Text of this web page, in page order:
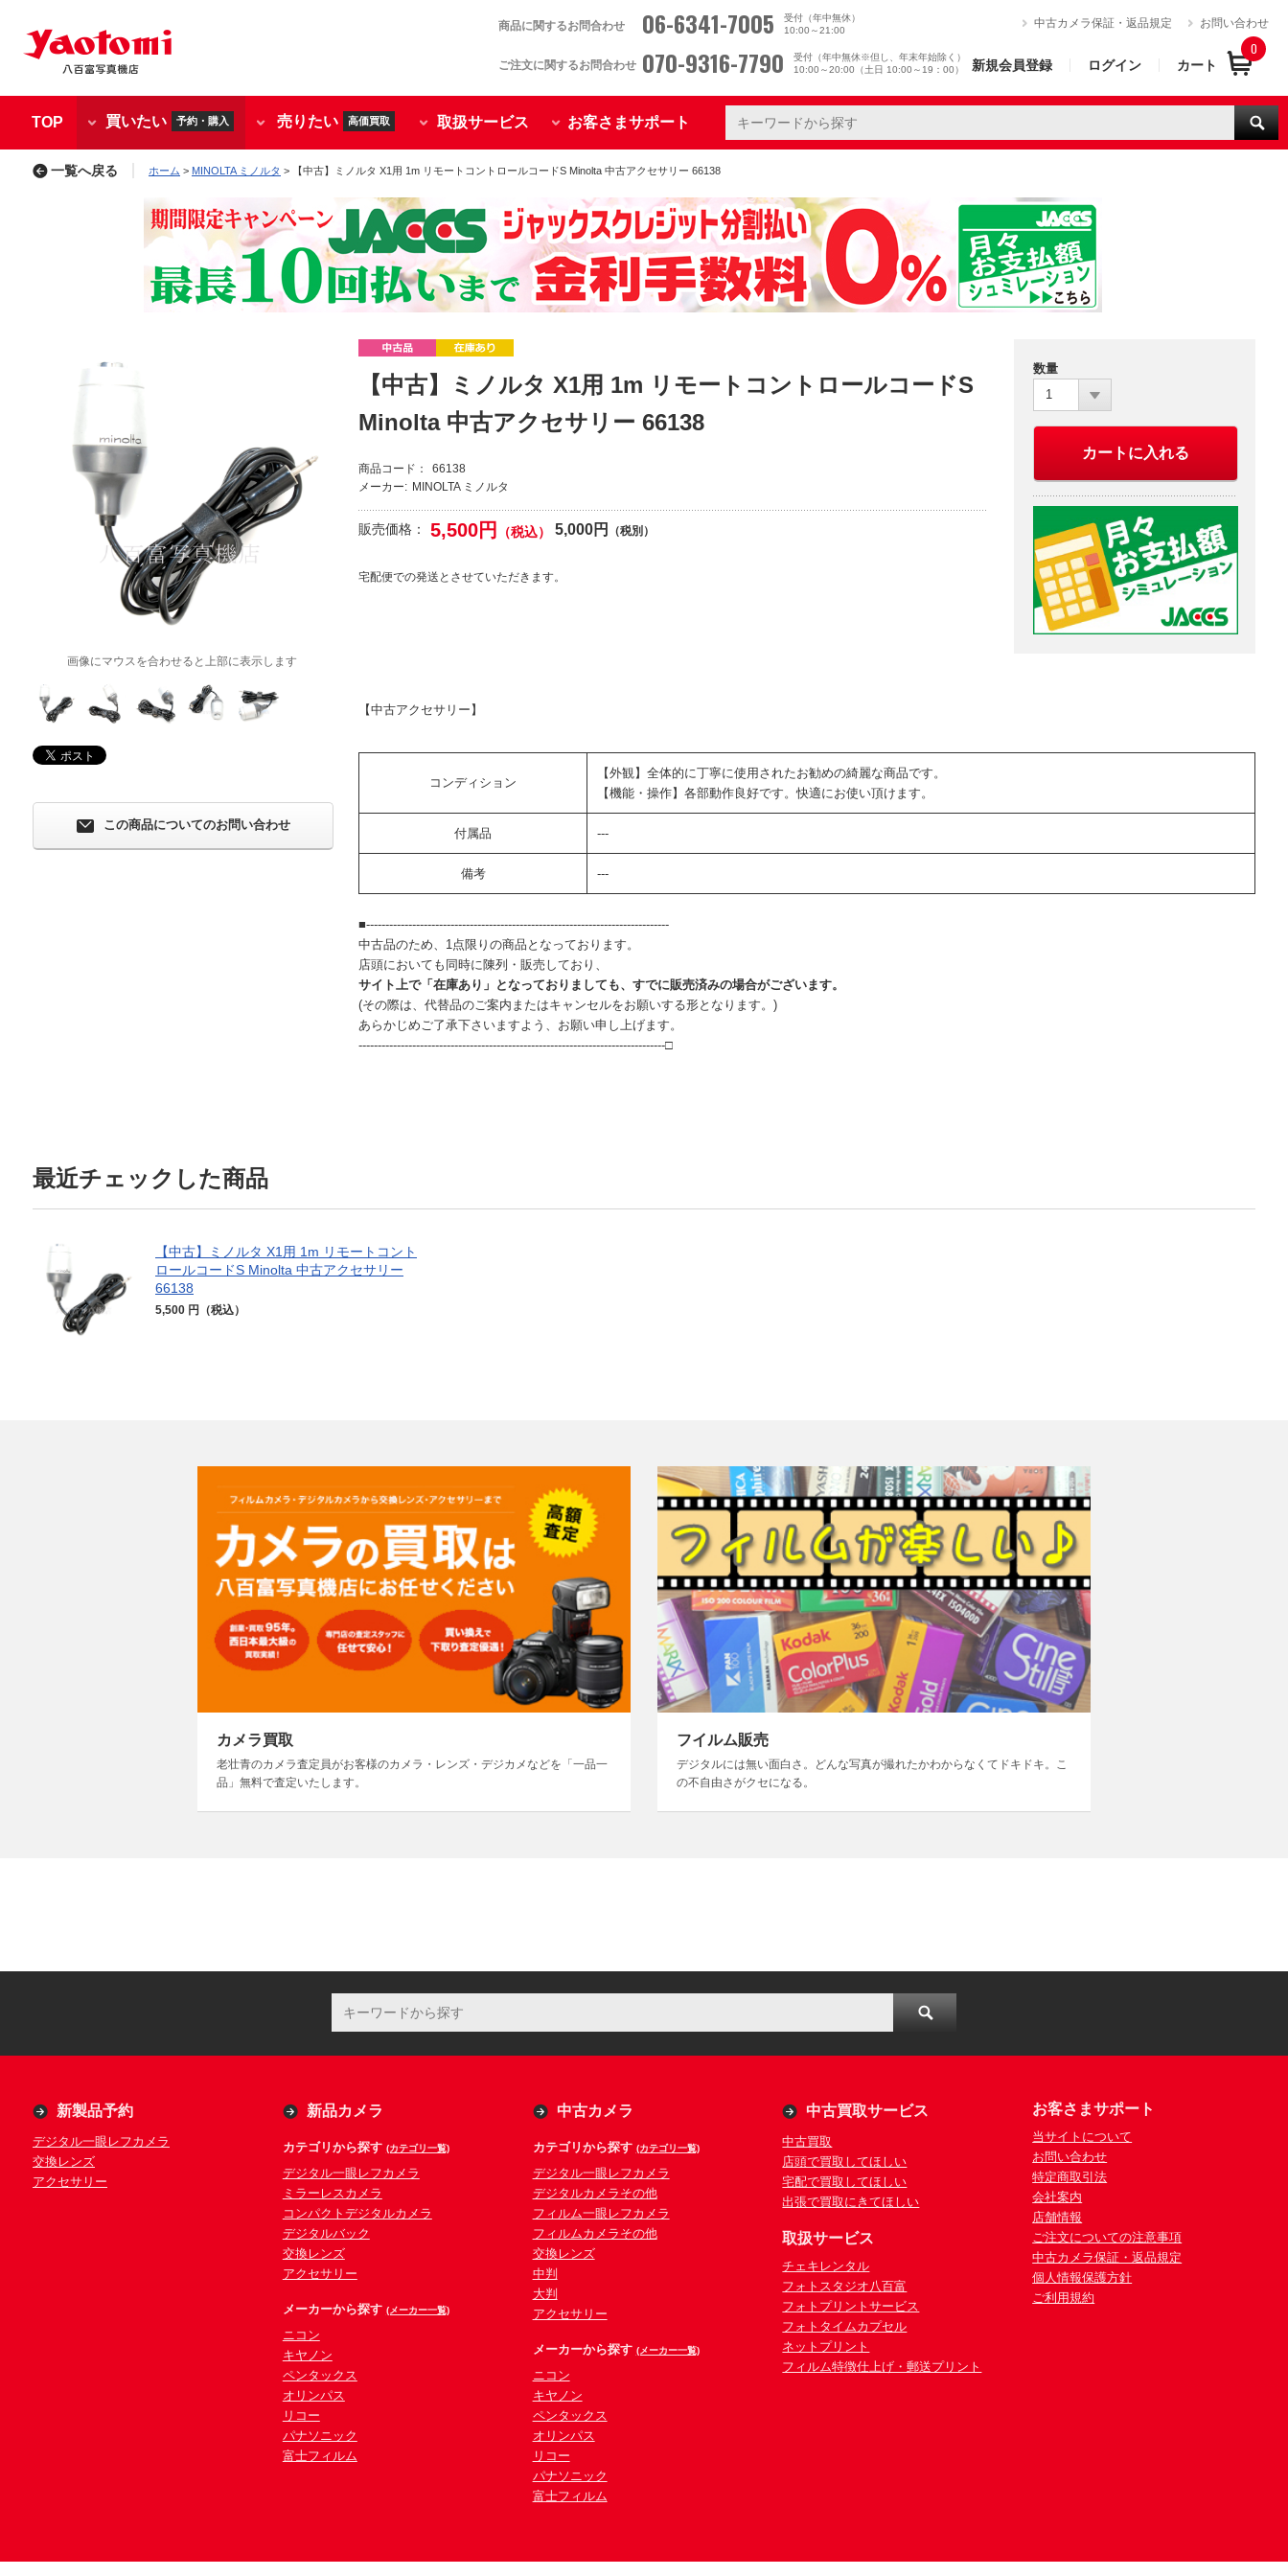
商品に関するお問合わせ 06-6341-7005
受付（年中無休）
10:00～21:00
ご注文に関するお問合わせ 070-9316-7790
受付（年中無休※但し、年末年始除く）
10:00～20:00（土日 10:00～19：00）
中古カメラ保証・返品規定 お問い合わせ
新規会員登録 ログイン カート
0
TOP 買いたい 予約・購入 売りたい 高価買取 取扱サービス お客さまサポート
一覧へ戻る ホーム > MINOLTA ミノルタ > 【中古】ミノルタ X1用 1m リモートコントロールコードS Minolta 中古アクセサリー 66138
【中古】ミノルタ X1用 1m リモートコントロールコードS
Minolta 中古アクセサリー 66138
商品コード：
66138
メーカー: MINOLTA ミノルタ
販売価格： 5,500円 （税込） 5,000円 （税別）
宅配便での発送とさせていただきます。
数量
1
カートに入れる
【中古アクセサリー】
コンディション
【外観】全体的に丁寧に使用されたお勧めの綺麗な商品です。
【機能・操作】各部動作良好です。快適にお使い頂けます。
付属品 ---
備考 ---
■-------------------------------------------------------------------------------
中古品のため、1点限りの商品となっております。
店頭においても同時に陳列・販売しており、
サイト上で「在庫あり」となっておりましても、すでに販売済みの場合がございます。
(その際は、代替品のご案内またはキャンセルをお願いする形となります。)
あらかじめご了承下さいますよう、お願い申し上げます。
--------------------------------------------------------------------------------□
画像にマウスを合わせると上部に表示します
この商品についてのお問い合わせ
最近チェックした商品
【中古】ミノルタ X1用 1m リモートコント
ロールコードS Minolta 中古アクセサリー
66138
5,500 円（税込）
カメラ買取
老壮青のカメラ査定員がお客様のカメラ・レンズ・デジカメなどを「一品一
品」無料で査定いたします。
フイルム販売
デジタルには無い面白さ。どんな写真が撮れたかわからなくてドキドキ。こ
の不自由さがクセになる。
新製品予約
デジタル一眼レフカメラ
交換レンズ
アクセサリー
新品カメラ
カテゴリから探す (カテゴリ一覧)
デジタル一眼レフカメラ
ミラーレスカメラ
コンパクトデジタルカメラ
デジタルバック
交換レンズ
アクセサリー
メーカーから探す (メーカー一覧)
ニコン
キヤノン
ペンタックス
オリンパス
リコー
パナソニック
富士フィルム
中古カメラ
カテゴリから探す (カテゴリ一覧)
デジタル一眼レフカメラ
デジタルカメラその他
フィルム一眼レフカメラ
フィルムカメラその他
交換レンズ
中判
大判
アクセサリー
メーカーから探す (メーカー一覧)
ニコン
キヤノン
ペンタックス
オリンパス
リコー
パナソニック
富士フィルム
中古買取サービス
中古買取
店頭で買取してほしい
宅配で買取してほしい
出張で買取にきてほしい
取扱サービス
チェキレンタル
フォトスタジオ八百富
フォトプリントサービス
フォトタイムカプセル
ネットプリント
フィルム特徴仕上げ・郵送プリント
お客さまサポート
当サイトについて
お問い合わせ
特定商取引法
会社案内
店舗情報
ご注文についての注意事項
中古カメラ保証・返品規定
個人情報保護方針
ご利用規約